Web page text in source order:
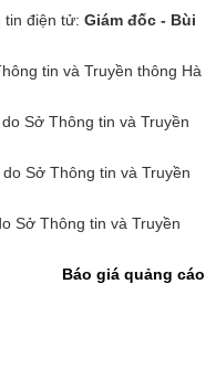
tin điện tử: Giám đốc - Bùi
tin và Truyền thông Hà
Sở Thông tin và Truyền
Sở Thông tin và Truyền
Sở Thông tin và Truyền
Báo giá quảng cáo